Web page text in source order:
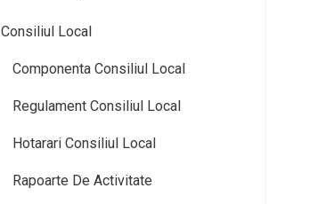
Consiliul Local
Componenta Consiliul Local
Regulament Consiliul Local
Hotarari Consiliul Local
Rapoarte De Activitate